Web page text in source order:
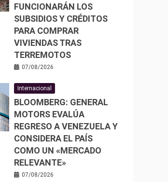
FUNCIONARÁN LOS
SUBSIDIOS Y CRÉDITOS
PARA COMPRAR
VIVIENDAS TRAS
TERREMOTOS
07/08/2026
Internacional
BLOOMBERG: GENERAL
MOTORS EVALÚA
REGRESO A VENEZUELA Y
CONSIDERA EL PAÍS
COMO UN «MERCADO
RELEVANTE»
07/08/2026